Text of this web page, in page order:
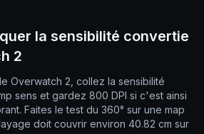
la sensibilité convertie
2
Overwatch 2, collez la sensibilité
sens et gardez 800 DPI si c'est ainsi
Faites le test du 360° sur une map
doit couvrir environ 40.82 cm sur